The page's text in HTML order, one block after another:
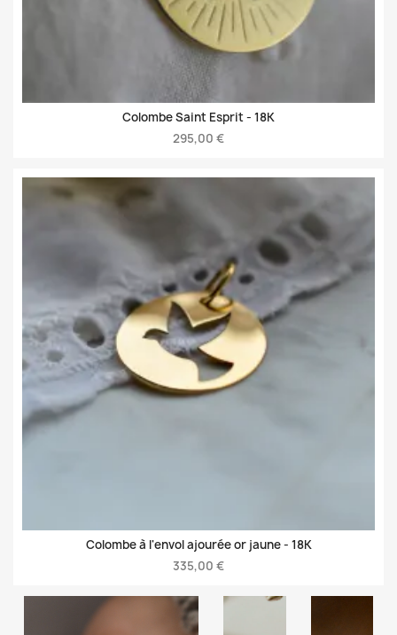
Colombe Saint Esprit - 18K
295,00 €
Colombe à l'envol ajourée or jaune - 18K
335,00 €